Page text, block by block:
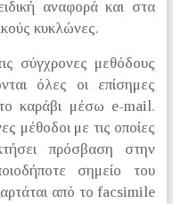
αναφορά και στα
κυκλώνες.
σύγχρονες μεθόδους
όλες οι επίσημες
καράβι μέσω e-mail.
μέθοδοι με τις οποίες
πρόσβαση στην
σημείο του
από το facsimile